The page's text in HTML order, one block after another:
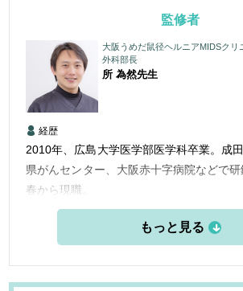
監修者
大阪うめだ鼠径ヘルニアMIDSクリ
外科部長
所 為然先生
経歴
2010年、広島大学医学部医学科卒業。成
県がんセンター、大阪赤十字病院などで
春から現職。
患者様のニーズに応え、分かりやすい説
けられる医療を目指す。